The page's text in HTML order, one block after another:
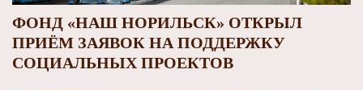
ФОНД «НАШ НОРИЛЬСК» ОТКРЫЛ
ПРИЁМ ЗАЯВОК НА ПОДДЕРЖКУ
СОЦИАЛЬНЫХ ПРОЕКТОВ